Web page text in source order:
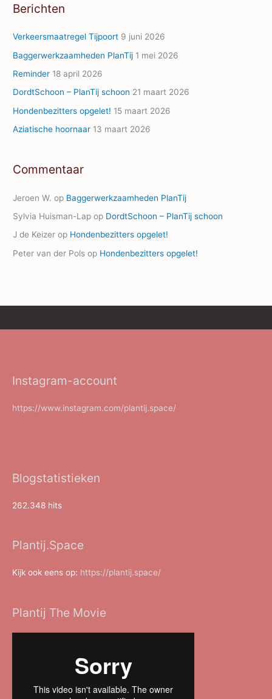
d
r
e
s
s
Berichten
Verkeersmaatregel Tijpoort 9 juni 2026
Baggerwerkzaamheden PlanTij 1 mei 2026
Reminder 18 april 2026
DordtSchoon – PlanTij schoon 21 maart 2026
Hondenbezitters opgelet! 15 maart 2026
Aziatische hoornaar 13 maart 2026
Commentaar
Jeroen W. op Baggerwerkzaamheden PlanTij
Sylvia Huisman-Lap op DordtSchoon – PlanTij schoon
J de Keizer op Hondenbezitters opgelet!
Peter van der Pols op Hondenbezitters opgelet!
Instagram-account
https://www.instagram.com/plantij.space/
Blogstatistieken
262.348 hits
Plantij.Space
Kijk ook eens op: https://plantij.space/
Plantij The Movie